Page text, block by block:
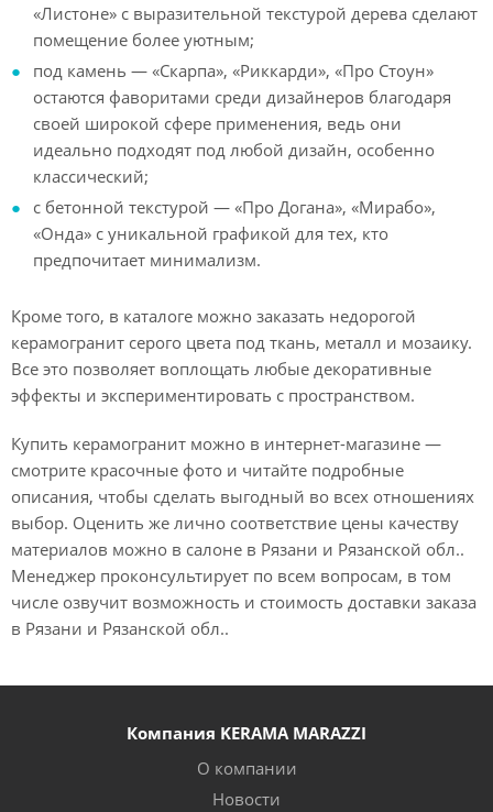
«Листоне» с выразительной текстурой дерева сделают
помещение более уютным;
под камень — «Скарпа», «Риккарди», «Про Стоун»
остаются фаворитами среди дизайнеров благодаря
своей широкой сфере применения, ведь они
идеально подходят под любой дизайн, особенно
классический;
с бетонной текстурой — «Про Догана», «Мирабо»,
«Онда» с уникальной графикой для тех, кто
предпочитает минимализм.
Кроме того, в каталоге можно заказать недорогой
керамогранит серого цвета под ткань, металл и мозаику.
Все это позволяет воплощать любые декоративные
эффекты и экспериментировать с пространством.
Купить керамогранит можно в интернет-магазине —
смотрите красочные фото и читайте подробные
описания, чтобы сделать выгодный во всех отношениях
выбор. Оценить же лично соответствие цены качеству
материалов можно в салоне в Рязани и Рязанской обл..
Менеджер проконсультирует по всем вопросам, в том
числе озвучит возможность и стоимость доставки заказа
в Рязани и Рязанской обл..
Компания KERAMA MARAZZI
О компании
Новости